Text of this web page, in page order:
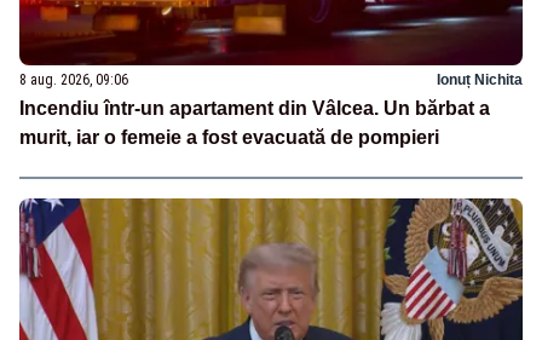
8 aug. 2026, 09:06 Ionuț Nichita
Incendiu într-un apartament din Vâlcea. Un bărbat a
murit, iar o femeie a fost evacuată de pompieri